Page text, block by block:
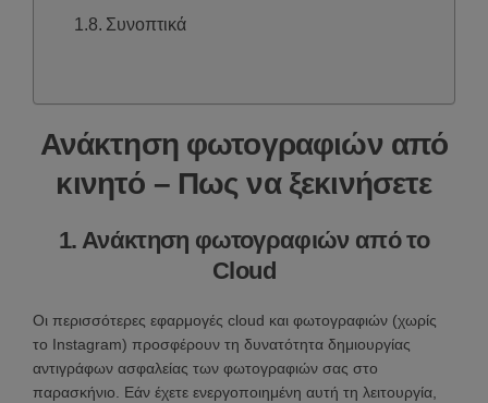
Συνοπτικά
Ανάκτηση φωτογραφιών από
κινητό – Πως να ξεκινήσετε
1. Ανάκτηση φωτογραφιών από το
Cloud
Οι περισσότερες εφαρμογές cloud και φωτογραφιών (χωρίς
το Instagram) προσφέρουν τη δυνατότητα δημιουργίας
αντιγράφων ασφαλείας των φωτογραφιών σας στο
παρασκήνιο. Εάν έχετε ενεργοποιημένη αυτή τη λειτουργία,